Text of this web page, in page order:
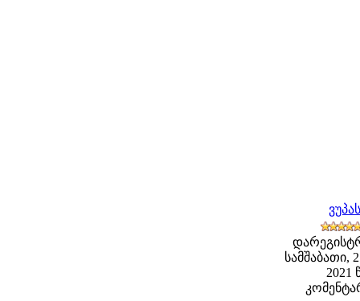
სამშაბათი,
2021